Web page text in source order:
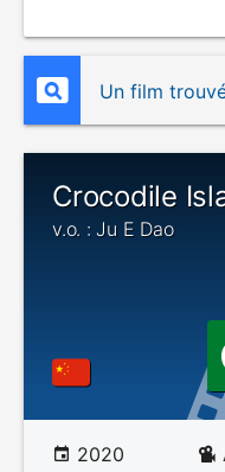
Un film
Crocodile
v.o. : Ju E Dao
2020